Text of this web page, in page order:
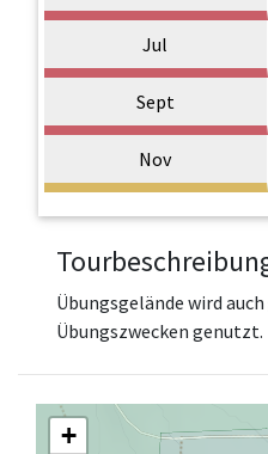
Jul
Sept
Nov
Übungsgelände wird
Übungszwecken genutzt.
+